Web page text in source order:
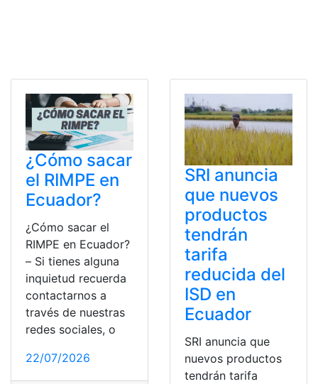
¿Cómo sacar
el RIMPE en
Ecuador?
¿Cómo sacar el
RIMPE en Ecuador?
– Si tienes alguna
inquietud recuerda
contactarnos a
través de nuestras
redes sociales, o
22/07/2026
SRI anuncia
que nuevos
productos
tendrán
tarifa
reducida del
ISD en
Ecuador
SRI anuncia que
nuevos productos
tendrán tarifa